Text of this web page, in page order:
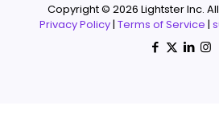
Copyright © 2026 Lightster Inc.
Privacy Policy| Terms of Service |